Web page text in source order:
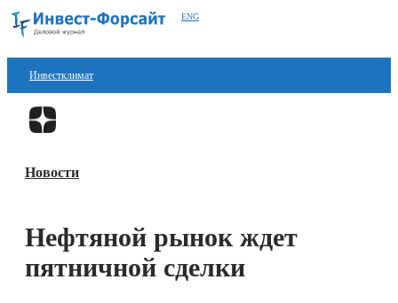
ENG
Инвестклимат
Финансы
Блокчейн
Технологии
Новости
Нефтяной рынок ждет
пятничной сделки